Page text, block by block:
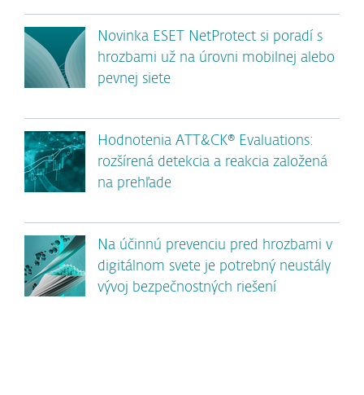
Novinka ESET NetProtect si poradí s
hrozbami už na úrovni mobilnej alebo
pevnej siete
Hodnotenia ATT&CK® Evaluations:
rozšírená detekcia a reakcia založená
na prehľade
Na účinnú prevenciu pred hrozbami v
digitálnom svete je potrebný neustály
vývoj bezpečnostných riešení